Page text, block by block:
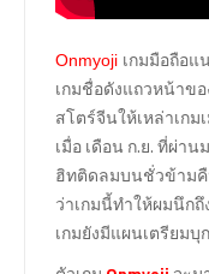
Onmyoji เกมมือถือแ
เกมชื่อดังแถวหน้าข
สโตร์จีนให้เหล่าเก
เมื่อ เดือน ก.ย. ที่ผ่า
ฮิทติดลมบนชั่วข้ามคื
ว่าเกมนี้ทำให้ผมนึกถึ
เกมยังมีแผนเตรียม